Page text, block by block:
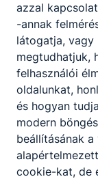
azzal
-annak
látogatja, vagy
megtudhatjuk,
felhasználói
oldalunkat,
és hogyan
modern
beállításának
cookie-kat, de